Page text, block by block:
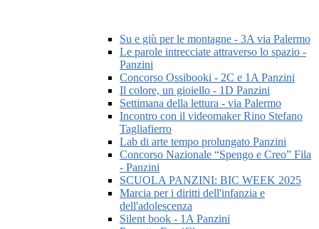
Su e giù per le montagne - 3A via Palermo
Le parole intrecciate attraverso lo spazio -
Panzini
Concorso Ossibooki - 2C e 1A Panzini
Il colore, un gioiello - 1D Panzini
Settimana della lettura - via Palermo
Incontro con il videomaker Rino Stefano
Tagliafierro
Lab di arte tempo prolungato Panzini
Concorso Nazionale “Spengo e Creo” Fila
- Panzini
SCUOLA PANZINI: BIC WEEK 2025
Marcia per i diritti dell'infanzia e
dell'adolescenza
Silent book - 1A Panzini